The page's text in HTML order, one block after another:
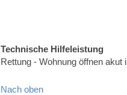
Technische Hilfeleistung
Rettung - Wohnung öffnen
Nach oben